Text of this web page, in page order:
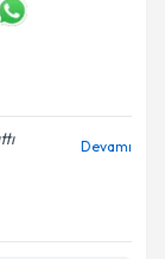
Devamı